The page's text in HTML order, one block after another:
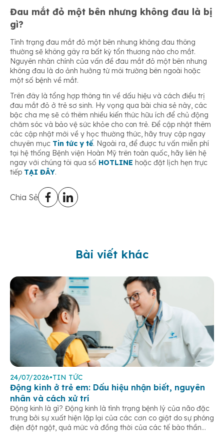
Đau mắt đỏ một bên nhưng không đau là bị
gì?
Tình trạng đau mắt đỏ một bên nhưng không đau thông
thường sẽ không gây ra bất kỳ tổn thương nào cho mắt.
Nguyên nhân chính của vấn đề đau mắt đỏ một bên nhưng
không đau là do ảnh hưởng từ môi trường bên ngoài hoặc
một số bệnh về mắt.
Trên đây là tổng hợp thông tin về dấu hiệu và cách điều trị
đau mắt đỏ ở trẻ sơ sinh. Hy vọng qua bài chia sẻ này, các
bậc cha mẹ sẽ có thêm nhiều kiến thức hữu ích để chủ động
chăm sóc và bảo vệ sức khỏe cho con trẻ. Để cập nhật thêm
các cập nhật mới về y học thường thức, hãy truy cập ngay
chuyên mục Tin tức y tế. Ngoài ra, để được tư vấn miễn phí
tại hệ thống Bệnh viện Hoàn Mỹ trên toàn quốc, hãy liên hệ
ngay với chúng tôi qua số HOTLINE hoặc đặt lịch hẹn trực
tiếp TẠI ĐÂY.
Chia Sẻ
Bài viết khác
24/07/2026•TIN TỨC
Động kinh ở trẻ em: Dấu hiệu nhận biết, nguyên
nhân và cách xử trí
Động kinh là gì? Động kinh là tình trạng bệnh lý của não đặc
trưng bởi sự xuất hiện lặp lại của các cơn co giật do sự phóng
điện đột ngột, quá mức và đồng thời của các tế bào thần